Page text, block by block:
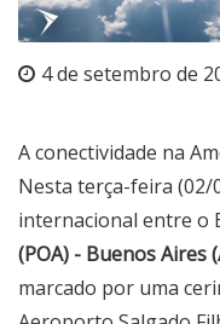
4 de setembro de
A conectividade na
Nesta terça-feira
internacional entre o
(POA) - Buenos Aires
marcado por uma